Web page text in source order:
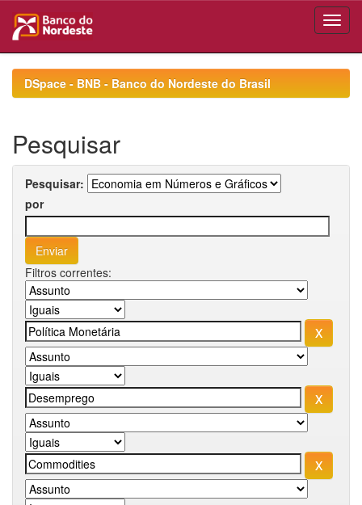
navigationDSpace - BNB - Banco do Nordeste do Brasil
Pesquisar
Pesquisar:
por
Filtros correntes: